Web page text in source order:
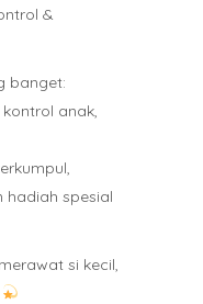
&
banget:
anak,
hadiah spesial
si kecil,